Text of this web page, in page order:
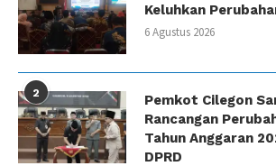
Keluhkan
6 Agustus 2026
2
Pemkot Cilegon
Rancangan
Tahun Anggaran
DPRD